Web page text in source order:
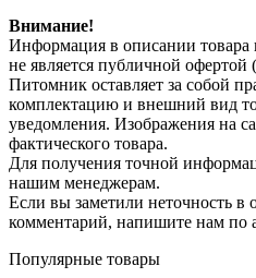
Внимание!
Информация в описании товара
не является публичной
Питомник оставляет за собой
комплектацию и внешний вид
уведомления. Изображения на
фактического товара.
Для получения точной
нашим менеджерам.
Если вы заметили неточность в
комментарий, напишите нам по
Популярные товары